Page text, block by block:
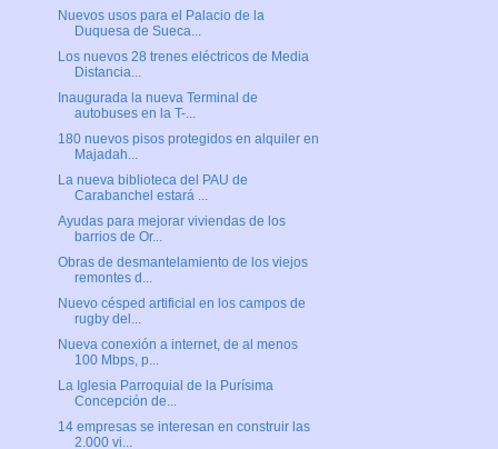
Nuevos usos para el Palacio de la
Duquesa de Sueca...
Los nuevos 28 trenes eléctricos de Media
Distancia...
Inaugurada la nueva Terminal de
autobuses en la T-...
180 nuevos pisos protegidos en alquiler en
Majadah...
La nueva biblioteca del PAU de
Carabanchel estará ...
Ayudas para mejorar viviendas de los
barrios de Or...
Obras de desmantelamiento de los viejos
remontes d...
Nuevo césped artificial en los campos de
rugby del...
Nueva conexión a internet, de al menos
100 Mbps, p...
La Iglesia Parroquial de la Purísima
Concepción de...
14 empresas se interesan en construir las
2.000 vi...